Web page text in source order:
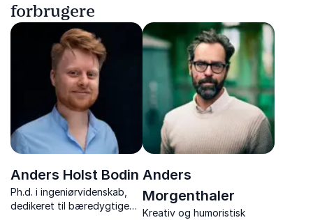
forbrugere
Anders Holst Bodin
Ph.d. i ingeniørvidenskab,
dedikeret til bæredygtige
Anders
Morgenthaler
Kreativ og humoristisk